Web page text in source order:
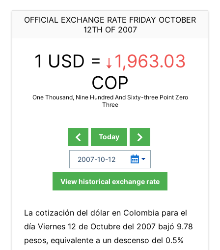
OFFICIAL EXCHANGE RATE FRIDAY OCTOBER
12TH OF 2007
1 USD =
1,963.03
COP
One Thousand, Nine Hundred And Sixty-three Point Zero
Three
Today
View historical exchange rate
La cotización del dólar en Colombia para el
día Viernes 12 de Octubre del 2007 bajó 9.78
pesos, equivalente a un descenso del 0.5%